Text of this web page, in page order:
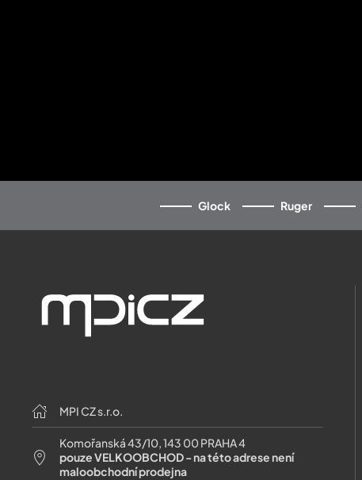
Glock Ruger
MPI CZ s.r.o.
Komořanská 43/10, 143 00 PRAHA 4
pouze VELKOOBCHOD - na této adrese není
maloobchodní prodejna